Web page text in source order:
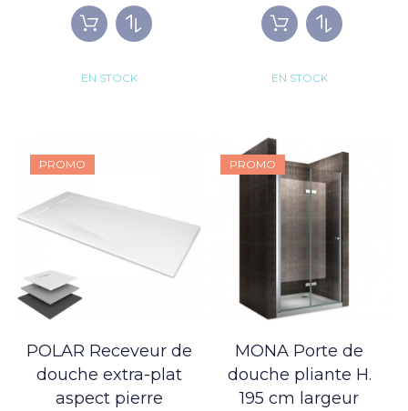
EN STOCK EN STOCK
PROMO
POLAR Receveur de
douche extra-plat
aspect pierre
PROMO
MONA Porte de
douche pliante H.
195 cm largeur